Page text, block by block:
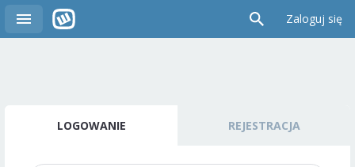
Zaloguj się
LOGOWANIE REJESTRACJA